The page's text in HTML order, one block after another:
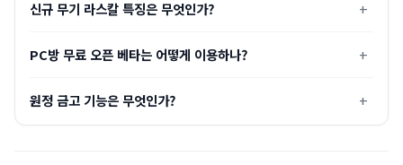
신규 무기 라스칼 특징은 무엇인가?
PC방 무료 오픈 베타는 어떻게 이용하나?
원정 금고 기능은 무엇인가?